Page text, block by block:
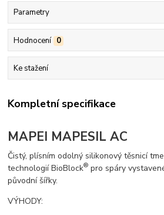
Parametry
Hodnocení 0
Ke stažení
Kompletní specifikace
MAPEI MAPESIL AC
Čistý, plísním odolný silikonový těsnicí
technologií BioBlock® pro spáry
původní šířky.
VÝHODY: